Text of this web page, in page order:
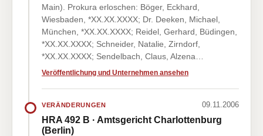
Main). Prokura erloschen: Böger, Eckhard,
Wiesbaden, *XX.XX.XXXX; Dr. Deeken, Michael,
München, *XX.XX.XXXX; Reidel, Gerhard, Büdingen,
*XX.XX.XXXX; Schneider, Natalie, Zirndorf,
*XX.XX.XXXX; Sendelbach, Claus, Alzena…
Veröffentlichung und Unternehmen ansehen
VERÄNDERUNGEN 09.11.2006
HRA 492 B · Amtsgericht Charlottenburg
(Berlin)